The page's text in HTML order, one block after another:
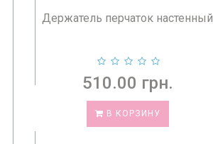
Держатель перчаток настенный
510.00 грн.
В КОРЗИНУ